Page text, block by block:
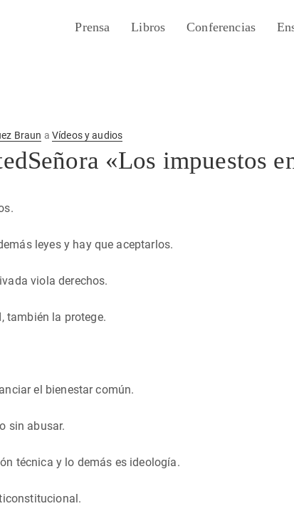
Prensa Libros Conferencias
Braun a Vídeos y audios
«Los impuestos
leyes y hay que aceptarlos.
viola derechos.
también la protege.
el bienestar común.
sin abusar.
técnica y lo demás es ideología.